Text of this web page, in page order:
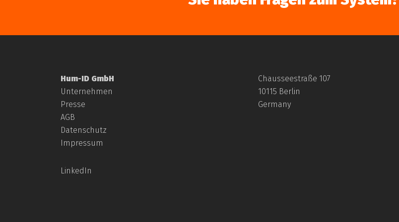
Hum-ID GmbH
Unternehmen
Presse
AGB
Datenschutz
Impressum
LinkedIn
Chausseestraße 107
10115 Berlin
Germany